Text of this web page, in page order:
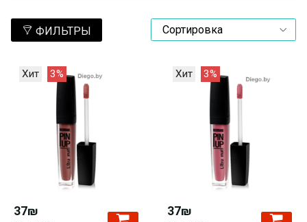
ФИЛЬТРЫ
Хит 3%
37₪
Хит 3%
37₪